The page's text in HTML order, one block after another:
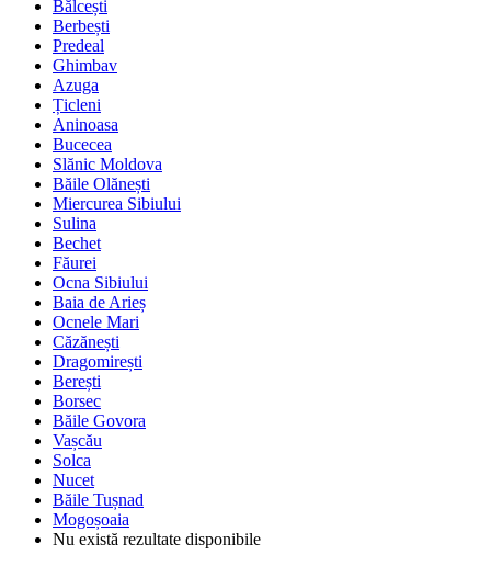
Bălcești
Berbești
Predeal
Ghimbav
Azuga
Țicleni
Aninoasa
Bucecea
Slănic Moldova
Băile Olănești
Miercurea Sibiului
Sulina
Bechet
Făurei
Ocna Sibiului
Baia de Arieș
Ocnele Mari
Căzănești
Dragomirești
Berești
Borsec
Băile Govora
Vașcău
Solca
Nucet
Băile Tușnad
Mogoșoaia
Nu există rezultate disponibile